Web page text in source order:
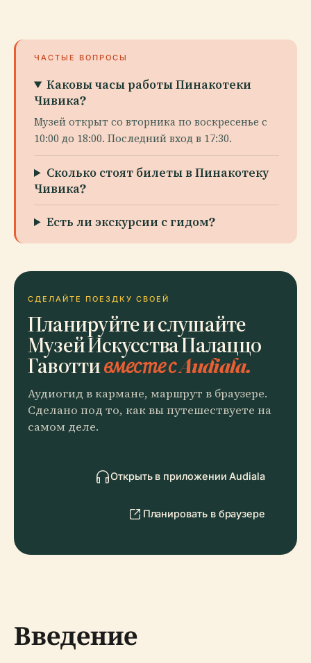
ЧАСТЫЕ ВОПРОСЫ
Каковы часы работы Пинакотеки
Чивика?
Музей открыт со вторника по воскресенье с
10:00 до 18:00. Последний вход в 17:30.
Сколько стоят билеты в Пинакотеку
Чивика?
Есть ли экскурсии с гидом?
СДЕЛАЙТЕ ПОЕЗДКУ СВОЕЙ
Планируйте и слушайте
Музей Искусства Палаццо
Гавоттивместе с Audiala.
Аудиогид в кармане, маршрут в браузере.
Сделано под то, как вы путешествуете на
самом деле.
Открыть в приложении Audiala
Планировать в браузере
Введение